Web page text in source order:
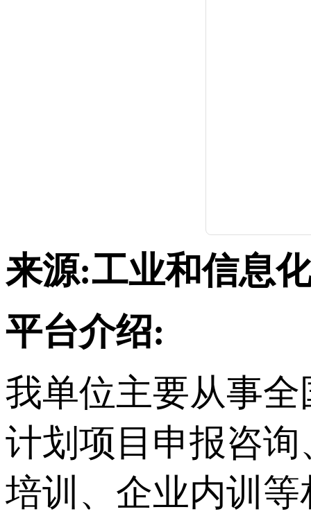
来源:工业和信息
平台介绍:
我单位主要从事全
计划项目申报咨
培训、企业内训